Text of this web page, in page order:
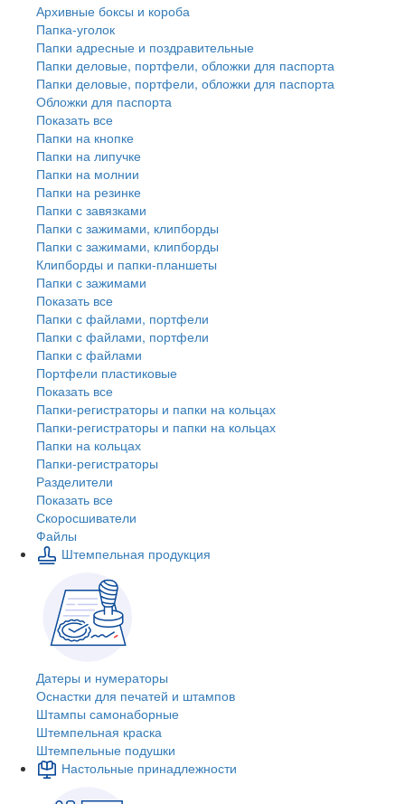
Архивные боксы и короба
Папка-уголок
Папки адресные и поздравительные
Папки деловые, портфели, обложки для паспорта
Папки деловые, портфели, обложки для паспорта
Обложки для паспорта
Показать все
Папки на кнопке
Папки на липучке
Папки на молнии
Папки на резинке
Папки с завязками
Папки с зажимами, клипборды
Папки с зажимами, клипборды
Клипборды и папки-планшеты
Папки с зажимами
Показать все
Папки с файлами, портфели
Папки с файлами, портфели
Папки с файлами
Портфели пластиковые
Показать все
Папки-регистраторы и папки на кольцах
Папки-регистраторы и папки на кольцах
Папки на кольцах
Папки-регистраторы
Разделители
Показать все
Скоросшиватели
Файлы
Штемпельная продукция
Датеры и нумераторы
Оснастки для печатей и штампов
Штампы самонаборные
Штемпельная краска
Штемпельные подушки
Настольные принадлежности